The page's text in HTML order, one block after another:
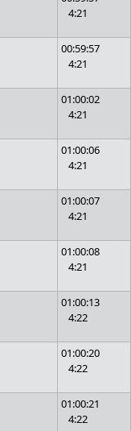
4:21
00:59:57
4:21
01:00:02
4:21
01:00:06
4:21
01:00:07
4:21
01:00:08
4:21
01:00:13
4:22
01:00:20
4:22
01:00:21
4:22